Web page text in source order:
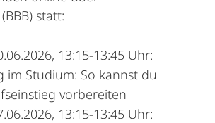
statt:
13:15-13:45 Uhr:
im Studium: So kannst du
vorbereiten
13:15-13:45 Uhr: